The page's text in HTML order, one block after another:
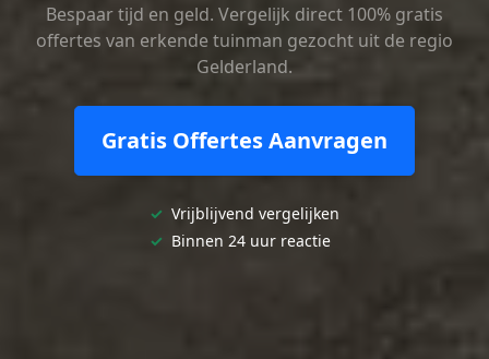
Bespaar tijd en geld. Vergelijk direct 100% gratis
offertes van erkende tuinman gezocht uit de regio
Gelderland.
Gratis Offertes Aanvragen
✓ Vrijblijvend vergelijken
✓ Binnen 24 uur reactie